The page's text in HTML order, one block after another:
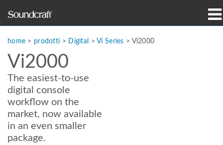
Casi di studio e notizie
formazione
supporto
home > prodotti > Digital >Vi Series > Vi2000
Vi2000
The easiest-to-use
digital console
workflow on the
market, now available
in an even smaller
package.